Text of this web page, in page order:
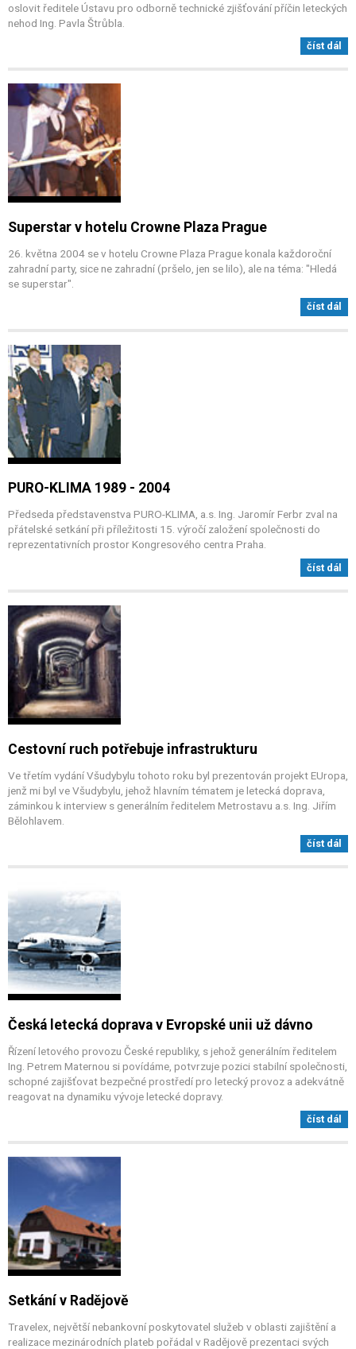
oslovit ředitele Ústavu pro odborně technické zjišťování příčin leteckých
nehod Ing. Pavla Štrůbla.
číst dál
Superstar v hotelu Crowne Plaza Prague
26. května 2004 se v hotelu Crowne Plaza Prague konala každoroční
zahradní party, sice ne zahradní (pršelo, jen se lilo), ale na téma: "Hledá
se superstar".
číst dál
PURO-KLIMA 1989 - 2004
Předseda představenstva PURO-KLIMA, a.s. Ing. Jaromír Ferbr zval na
přátelské setkání při příležitosti 15. výročí založení společnosti do
reprezentativních prostor Kongresového centra Praha.
číst dál
Cestovní ruch potřebuje infrastrukturu
Ve třetím vydání Všudybylu tohoto roku byl prezentován projekt EUropa,
jenž mi byl ve Všudybylu, jehož hlavním tématem je letecká doprava,
záminkou k interview s generálním ředitelem Metrostavu a.s. Ing. Jiřím
Bělohlavem.
číst dál
Česká letecká doprava v Evropské unii už dávno
Řízení letového provozu České republiky, s jehož generálním ředitelem
Ing. Petrem Maternou si povídáme, potvrzuje pozici stabilní společnosti,
schopné zajišťovat bezpečné prostředí pro letecký provoz a adekvátně
reagovat na dynamiku vývoje letecké dopravy.
číst dál
Setkání v Radějově
Travelex, největší nebankovní poskytovatel služeb v oblasti zajištění a
realizace mezinárodních plateb pořádal v Radějově prezentaci svých